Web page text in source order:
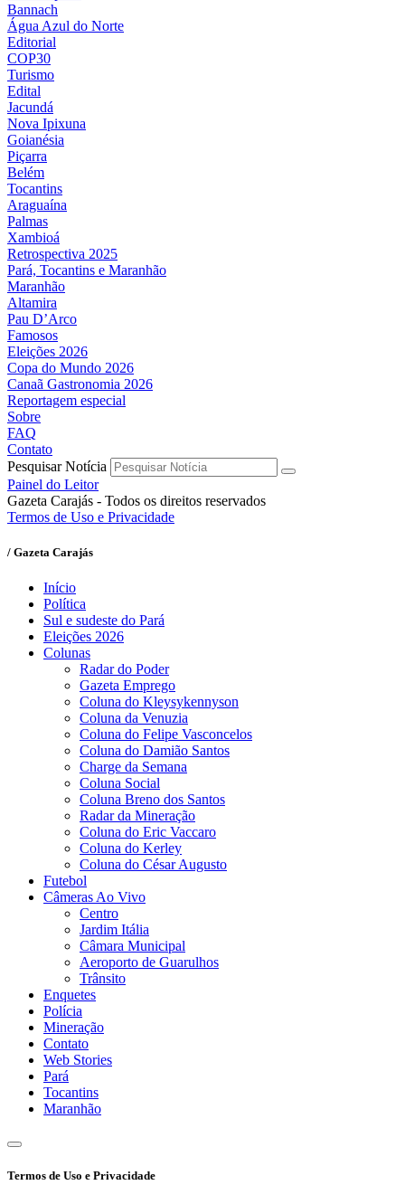
Bannach
Água Azul do Norte
Editorial
COP30
Turismo
Edital
Jacundá
Nova Ipixuna
Goianésia
Piçarra
Belém
Tocantins
Araguaína
Palmas
Xambioá
Retrospectiva 2025
Pará, Tocantins e Maranhão
Maranhão
Altamira
Pau D’Arco
Famosos
Eleições 2026
Copa do Mundo 2026
Canaã Gastronomia 2026
Reportagem especial
Sobre
FAQ
Contato
Pesquisar Notícia
Painel do Leitor
Gazeta Carajás - Todos os direitos reservados
Termos de Uso e Privacidade
/ Gazeta Carajás
Início
Política
Sul e sudeste do Pará
Eleições 2026
Colunas
Radar do Poder
Gazeta Emprego
Coluna do Kleysykennyson
Coluna da Venuzia
Coluna do Felipe Vasconcelos
Coluna do Damião Santos
Charge da Semana
Coluna Social
Coluna Breno dos Santos
Radar da Mineração
Coluna do Eric Vaccaro
Coluna do Kerley
Coluna do César Augusto
Futebol
Câmeras Ao Vivo
Centro
Jardim Itália
Câmara Municipal
Aeroporto de Guarulhos
Trânsito
Enquetes
Polícia
Mineração
Contato
Web Stories
Pará
Tocantins
Maranhão
Termos de Uso e Privacidade